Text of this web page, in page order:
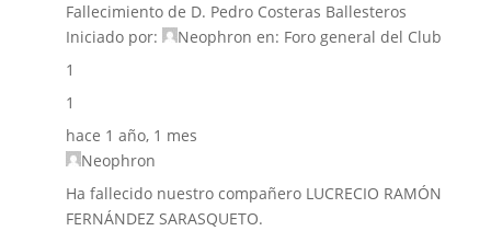
Fallecimiento de D. Pedro Costeras Ballesteros
Iniciado por:
Neophron en: Foro general del Club
1
1
hace 1 año, 1 mes
Neophron
Ha fallecido nuestro compañero LUCRECIO RAMÓN
FERNÁNDEZ SARASQUETO.